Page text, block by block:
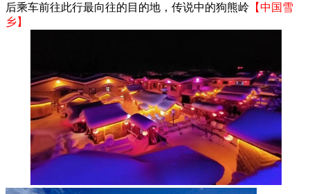
后乘车前往此行最向往的目的地，传说中的狗熊岭 【中国雪
乡】